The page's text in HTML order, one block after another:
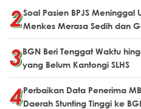
Soal Pasien BPJS
Menkes Merasa Sedih dan
BGN Beri Tenggat Waktu
yang Belum Kantongi SLHS
Perbaikan Data Penerima
Daerah Stunting Tinggi ke